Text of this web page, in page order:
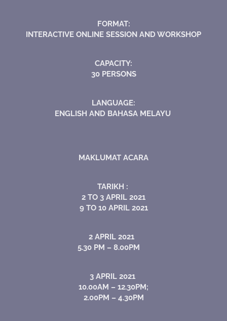
FORMAT:
INTERACTIVE ONLINE SESSION AND WORKSHOP
CAPACITY:
30 PERSONS
LANGUAGE:
ENGLISH AND BAHASA MELAYU
MAKLUMAT ACARA
TARIKH :
2 TO 3 APRIL 2021
9 TO 10 APRIL 2021
2 APRIL 2021
5.30 PM – 8.00PM
3 APRIL 2021
10.00AM – 12.30PM;
2.00PM – 4.30PM